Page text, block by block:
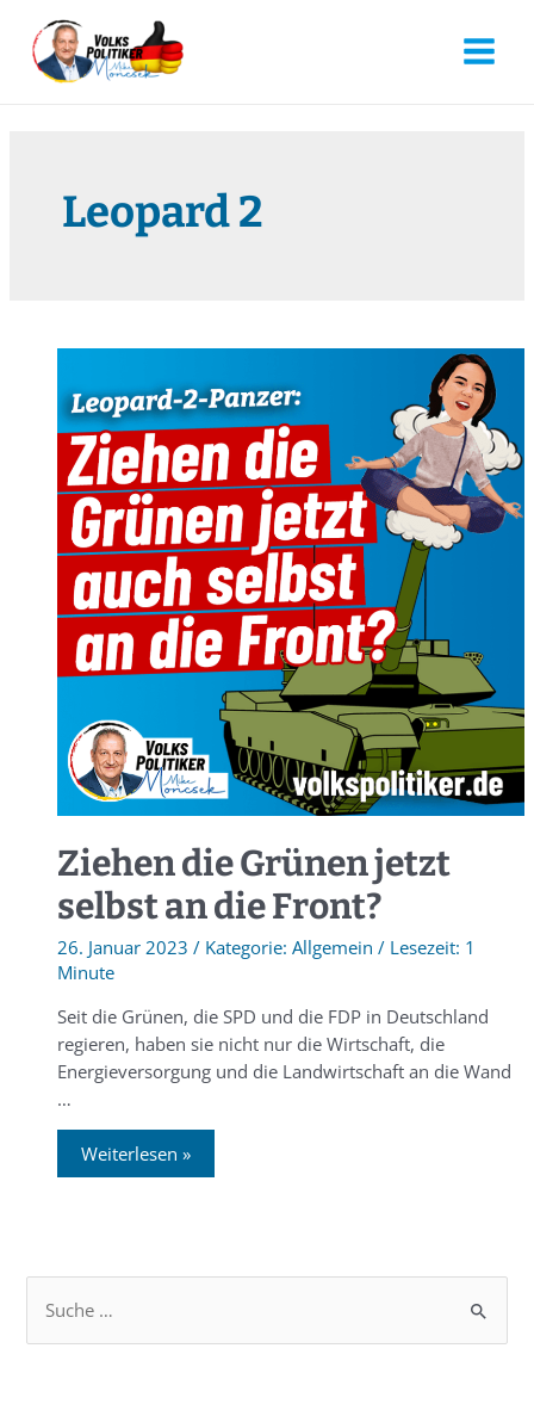
Leopard 2
Ziehen die Grünen jetzt
selbst an die Front?
26. Januar 2023 / Allgemein /
1
Minute
Seit die Grünen, die SPD und die FDP in Deutschland
regieren, haben sie nicht nur die Wirtschaft, die
Energieversorgung und die Landwirtschaft an die Wand
…
Weiterlesen »